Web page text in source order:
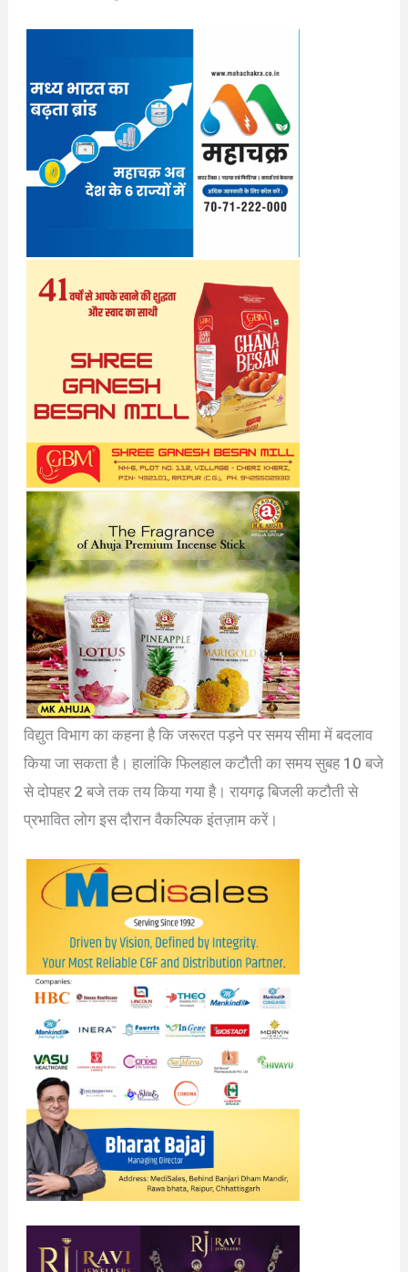
विद्युत विभाग का कहना है कि जरूरत पड़ने पर समय सीमा में बदलाव
किया जा सकता है। हालांकि फिलहाल कटौती का समय सुबह 10 बजे
से दोपहर 2 बजे तक तय किया गया है। रायगढ़ बिजली कटौती से
प्रभावित लोग इस दौरान वैकल्पिक इंतज़ाम करें।